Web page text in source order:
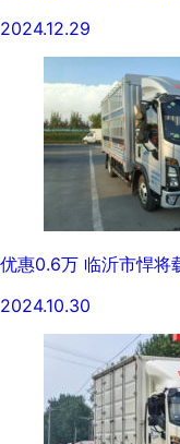
2024.12.29
优惠0.6万 临沂市悍将
2024.10.30